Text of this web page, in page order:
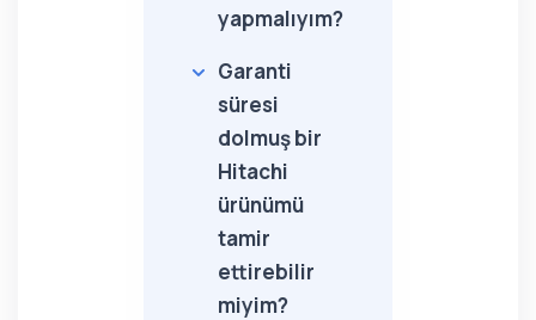
yapmalıyım?
Garanti
süresi
dolmuş bir
Hitachi
ürünümü
tamir
ettirebilir
miyim?